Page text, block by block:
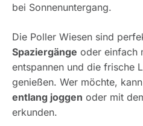
bei Sonnenuntergang.
Die Poller Wiesen sind
Spaziergänge oder einfach
entspannen und die frische
genießen. Wer möchte,
entlang joggen oder mit
erkunden.